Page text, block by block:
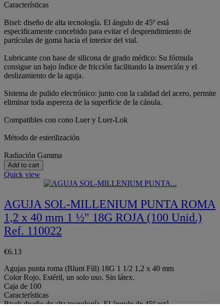
Características
Bisel: diseño de alta tecnología. El ángulo de 45º está
especificamente concebido para evitar el desprendimiento de
partículas de goma hacia el interior del vial.
Lubricante con base de silicona de grado médico: Su fórmula
consigue un bajo índice de fricción facilitando la inserción y el
deslizamiento de la aguja.
Sistema de pulido electrónico: junto con la calidad del acero, permite
eliminar toda aspereza de la superficie de la cánula.
Compatibles con cono Luer y Luer-Lok
Método de esterilización
Radiación Gamma
Add to cart
Quick view
AGUJA SOL-MILLENIUM PUNTA ROMA
1,2 x 40 mm 1 ½" 18G ROJA (100 Unid.)
Ref. 110022
€6.13
Agujas punta roma (Blunt Fill) 18G 1 1/2 1,2 x 40 mm
Color Rojo. Estéril, un solo uso. Sin látex.
Caja de 100
Características
Bisel: diseño de alta tecnología. El ángulo de 45º está